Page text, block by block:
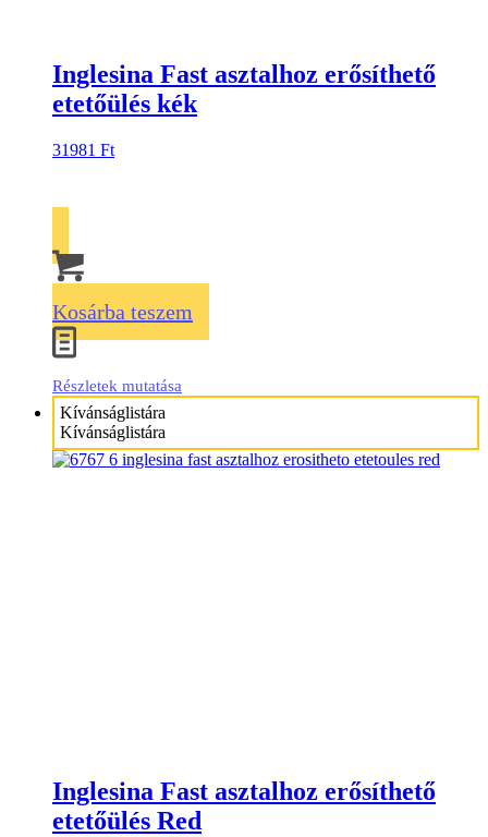
Inglesina Fast asztalhoz erősíthető
etetőülés kék
31981 Ft
Kosárba teszem
Részletek mutatása
Kívánságlistára
Kívánságlistára
Inglesina Fast asztalhoz erősíthető
etetőülés Red